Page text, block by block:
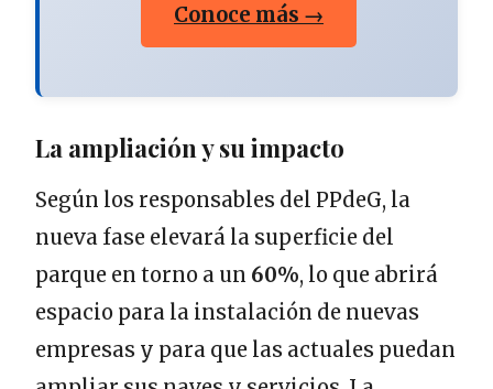
Conoce más →
La ampliación y su impacto
Según los responsables del PPdeG, la
nueva fase elevará la superficie del
parque en torno a un 60%, lo que abrirá
espacio para la instalación de nuevas
empresas y para que las actuales puedan